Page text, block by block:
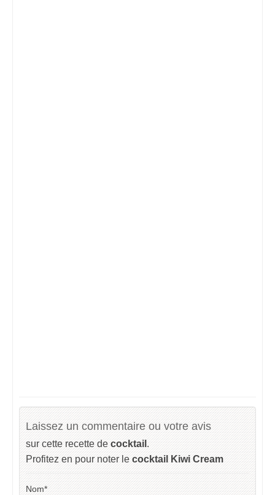
Laissez un commentaire ou votre avis
sur cette recette de cocktail .
Profitez en pour noter le cocktail Kiwi Cream
Nom*